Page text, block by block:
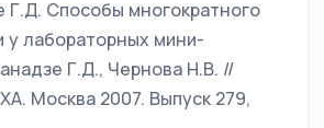
Г.Д. Способы многократного
у лабораторных мини-
Г.Д., Чернова Н.В. //
Москва 2007. Выпуск 279,